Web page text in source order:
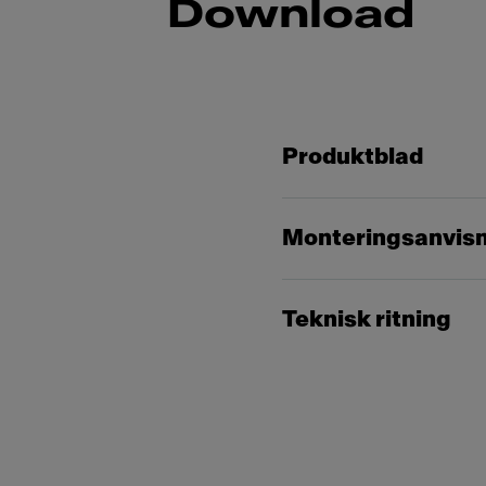
Download
Produktblad
Teknisk ritning